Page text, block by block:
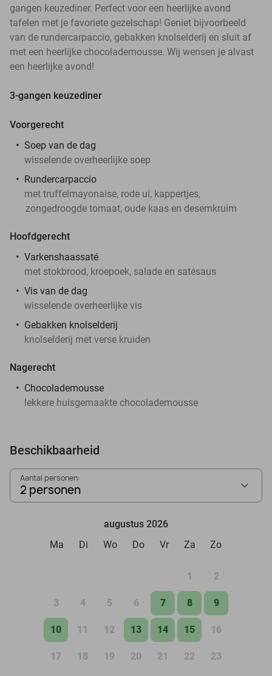
gangen keuzediner. Perfect voor een heerlijke avond
tafelen met je favoriete gezelschap! Geniet bijvoorbeeld
van de rundercarpaccio, gebakken knolselderij en sluit af
met een heerlijke chocolademousse. Wij wensen je alvast
een heerlijke avond!
3-gangen keuzediner
Voorgerecht
Soep van de dag
wisselende overheerlijke soep
Rundercarpaccio
met truffelmayonaise, rode ui, kappertjes,
zongedroogde tomaat, oude kaas en desemkruim
Hoofdgerecht
Varkenshaassaté
met stokbrood, kroepoek, salade en satésaus
Vis van de dag
wisselende overheerlijke vis
Gebakken knolselderij
knolselderij met verse kruiden
Nagerecht
Chocolademousse
lekkere huisgemaakte chocolademousse
Beschikbaarheid
Aantal personen:
2 personen
augustus 2026
Ma
Di Wo Do Vr Za Zo
1 2
3 4 5 6 7 8 9
10 11 12 13 14 15 16
17 18 19 20 21 22 23